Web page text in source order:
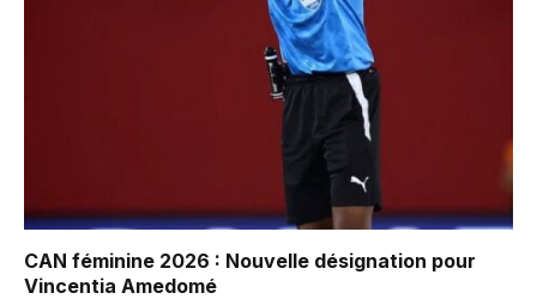
CAN féminine 2026 : Nouvelle désignation pour
Vincentia Amedomé